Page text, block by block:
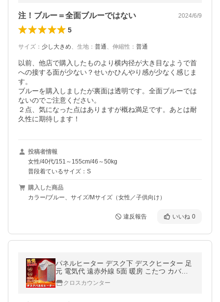
注！ブルー＝全面ブルーではない 2024/6/9
5
サイズ ： 少し大きめ、 生地 ： 普通、 伸縮性 ： 普通
以前、他店で購入したものより横内径が大き目なようで首
への接する面が少ない？せいかひんやり感が少なく感じま
す。
ブルーを購入しましたが裏面は透明です。全面ブルーでは
ないのでご注意ください。
２点、気になった点はありますが概ね満足です。あとは耐
久性に期待します！
投稿者情報
女性/40代/151～155cm/46～50kg
普段着ているサイズ：S
購入した商品
カラー/ブルー、サイズ/Mサイズ（女性／子供向け）
違反報告 いいね 0
パネルヒーター デスク下 デスクヒーター 足
元 電気代 遠赤外線 5面 暖房 こたつ カバー
小型 省エネ 冷え対策 PSE認証 足元ヒーター
ヒーター 受験生 ペット用
クロスカウンター